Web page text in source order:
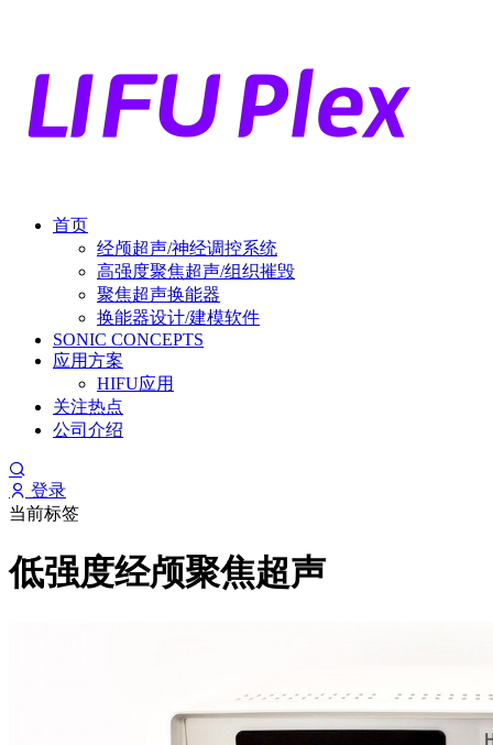
首页
经颅超声/神经调控系统
高强度聚焦超声/组织摧毁
聚焦超声换能器
换能器设计/建模软件
SONIC CONCEPTS
应用方案
HIFU应用
关注热点
公司介绍
登录
当前标签
低强度经颅聚焦超声